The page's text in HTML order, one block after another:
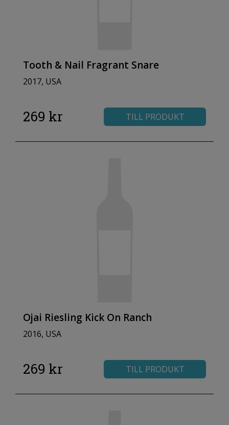
Tooth & Nail Fragrant Snare
2017, USA
269 kr TILL PRODUKT
Ojai Riesling Kick On Ranch
2016, USA
269 kr TILL PRODUKT